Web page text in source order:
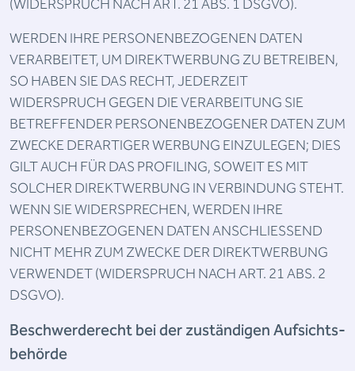
WERDEN IHRE PERSONENBEZOGENEN DATEN
VERARBEITET, UM DIREKTWERBUNG ZU BETREIBEN,
SO HABEN SIE DAS RECHT, JEDERZEIT
WIDERSPRUCH GEGEN DIE VERARBEITUNG SIE
BETREFFENDER PERSONENBEZOGENER DATEN ZUM
ZWECKE DERARTIGER WERBUNG EINZULEGEN; DIES
GILT AUCH FÜR DAS PROFILING, SOWEIT ES MIT
SOLCHER DIREKTWERBUNG IN VERBINDUNG STEHT.
WENN SIE WIDERSPRECHEN, WERDEN IHRE
PERSONENBEZOGENEN DATEN ANSCHLIESSEND
NICHT MEHR ZUM ZWECKE DER DIREKTWERBUNG
VERWENDET (WIDERSPRUCH NACH ART. 21 ABS. 2
DSGVO).
Beschwerde­recht bei der zuständigen Aufsichts­
behörde